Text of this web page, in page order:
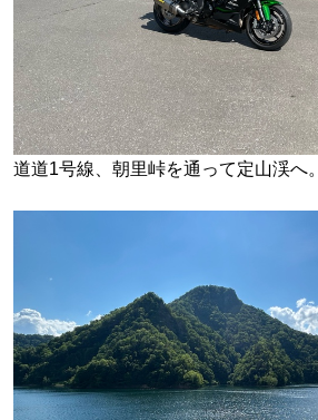
道道1号線、朝里峠を通って定山渓へ。